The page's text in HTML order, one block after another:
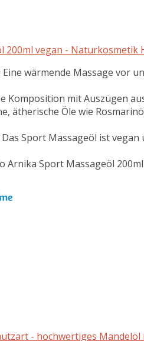
200ml vegan -
Eine wärmende Massage vor
Komposition mit Auszügen
ätherische Öle wie
Das Sport Massageöl ist
Arnika Sport Massageöl
- hochwertiges